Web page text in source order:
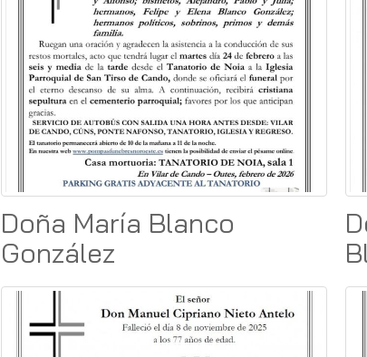
Doña María Blanco
González